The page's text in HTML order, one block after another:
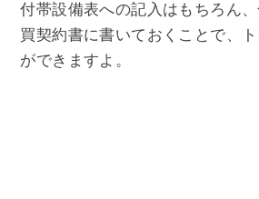
付帯設備表への記入はもちろん
買契約書に書いておくことで、
ができますよ。